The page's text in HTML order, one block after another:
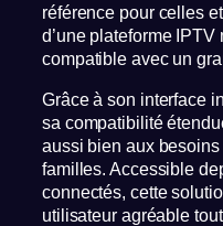
référence pour celles
d’une plateforme
compatible avec un
Grâce à son interface
sa compatibilité
aussi bien aux
familles. Accessible
connectés, cette
utilisateur agréable